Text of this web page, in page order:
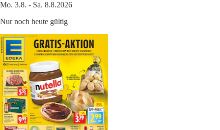
Mo. 3.8. - Sa. 8.8.2026
Nur noch heute gültig